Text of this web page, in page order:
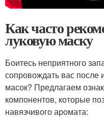
Как часто
луковую маску
Боитесь неприятного
сопровождать вас после
масок? Предлагаем
компонентов, которые
навязчивого аромата: